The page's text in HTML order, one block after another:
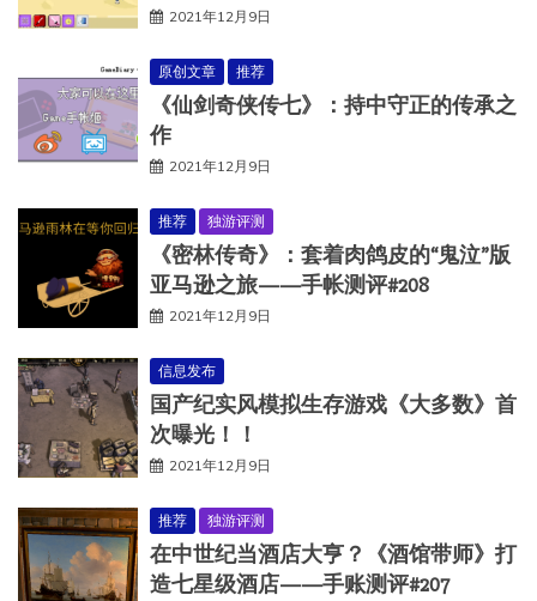
2021年12月9日
原创文章 推荐
《仙剑奇侠传七》：持中守正的传承之
作
2021年12月9日
推荐 独游评测
《密林传奇》：套着肉鸽皮的“鬼泣”版
亚马逊之旅——手帐测评#208
2021年12月9日
信息发布
国产纪实风模拟生存游戏《大多数》首
次曝光！！
2021年12月9日
推荐 独游评测
在中世纪当酒店大亨？《酒馆带师》打
造七星级酒店——手账测评#207